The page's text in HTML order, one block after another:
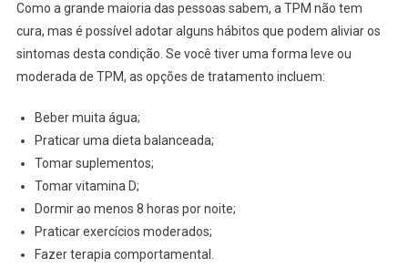
Como a grande maioria das pessoas sabem, a TPM não tem
cura, mas é possível adotar alguns hábitos que podem aliviar os
sintomas desta condição. Se você tiver uma forma leve ou
moderada de TPM, as opções de tratamento incluem:
Beber muita água;
Praticar uma dieta balanceada;
Tomar suplementos;
Tomar vitamina D;
Dormir ao menos 8 horas por noite;
Praticar exercícios moderados;
Fazer terapia comportamental.